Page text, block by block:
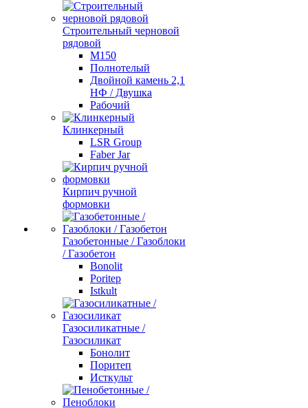
Строительный черновой
рядовой
М150
Полнотелый
Двойной камень 2,1
НФ / Двушка
Рабочий
Клинкерный
LSR Group
Faber Jar
Кирпич ручной
формовки
Газобетонные / Газоблоки
/ Газобетон
Bonolit
Poritep
Istkult
Газосиликатные /
Газосиликат
Бонолит
Поритеп
Исткульт